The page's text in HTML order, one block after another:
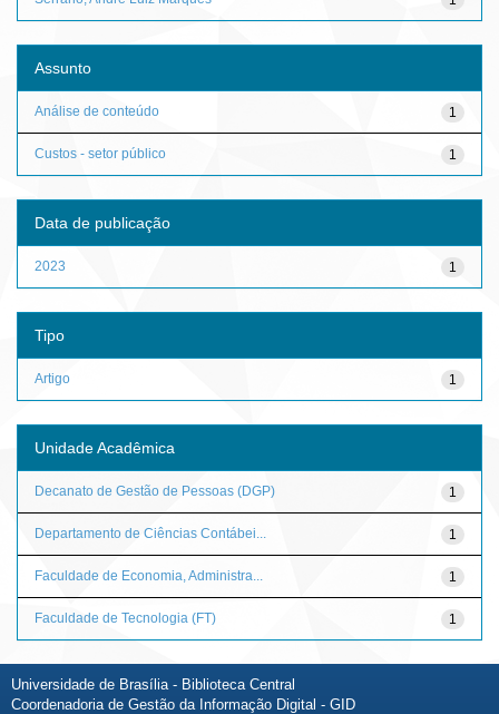
Assunto
1
Análise de conteúdo
1
Custos - setor público
Data de publicação
1
2023
Tipo
1
Artigo
Unidade Acadêmica
1
Decanato de Gestão de Pessoas (DGP)
1
Departamento de Ciências Contábei...
1
Faculdade de Economia, Administra...
1
Faculdade de Tecnologia (FT)
Universidade de Brasília - Biblioteca Central
Coordenadoria de Gestão da Informação Digital - GID